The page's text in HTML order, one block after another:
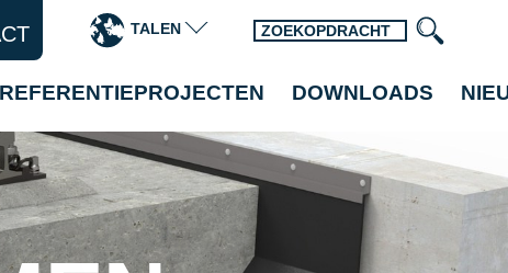
TALEN
REFERENTIEPROJECTEN DOWNLOADS